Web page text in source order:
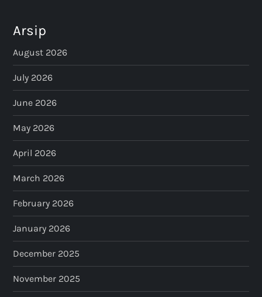
Arsip
August 2026
July 2026
June 2026
May 2026
April 2026
March 2026
February 2026
January 2026
December 2025
November 2025